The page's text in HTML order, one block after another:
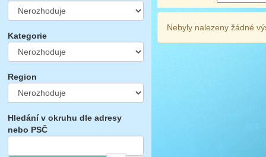
Kategorie
Region
Hledání v okruhu dle adresy
nebo PSČ
Nebyly nalezeny žádné